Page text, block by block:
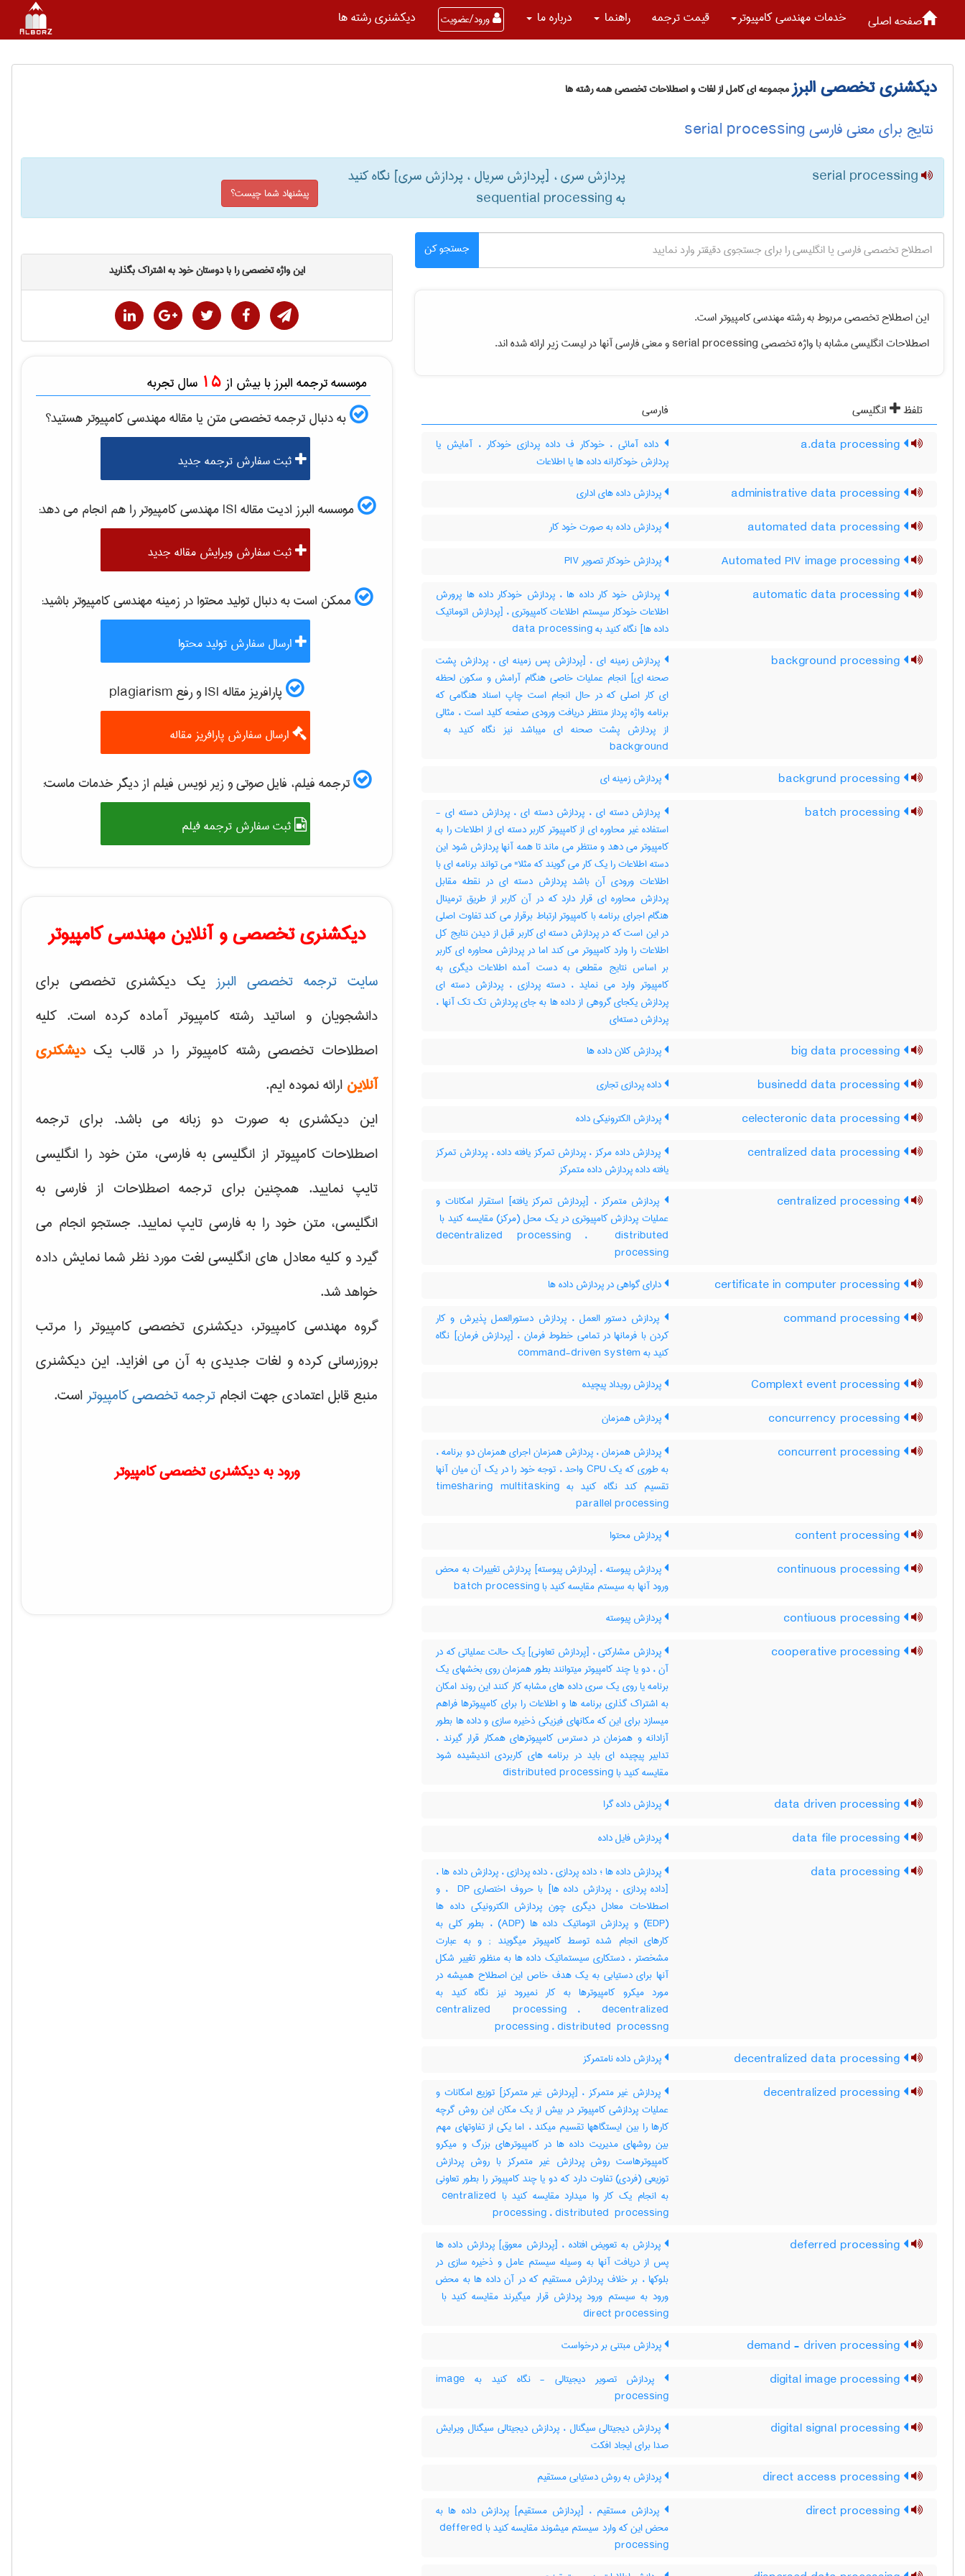
صفحه اصلی خدمات مهندسی كامپيوتر قیمت ترجمه راهنما درباره ما ورود/عضویت دیکشنری رشته ها
دیکشنری تخصصی البرزمجموعه ای کامل از لغات و اصطلاحات تخصصی همه رشته ها
نتایج برای معنی فارسی serial processing
serial processing
پردازش سری ، [پردازش سریال ، پردازش سری] نگاه کنید
به ‎ sequential processing
پیشنهاد شما چیست؟
جستجو کن
این اصطلاح تخصصی مربوط به رشتهمهندسی كامپيوتراست.
اصطلاحات انگلیسی مشابه با واژه تخصصیserial processingو معنی فارسی آنها در لیست زیر ارائه شده اند.
تلفظ انگلیسی
فارسی
داده آمائی ، خودکار ف داده پردازی خودکار ، آمایش یا
پردازش خودکارانه داده ها یا اطلاعات
پردازش داده های اداری
پردازش داده به صورت خود کار
پردازش خودکار تصویر PIV
پردازش خود کار داده ها ، پردازش خودکار داده ها پرورش
اطلاعات خودکار سیستم اطلاعات کامپیوتری ، [پردازش اتوماتیک
داده ها] نگاه کنید به ‎ data processing
پردازش زمینه ای ، [پردازش پس زمینه ای ، پردازش پشت
صحنه ای] انجام عملیات خاصی هنگام آرامش و سکون لحظه
ای کار اصلی که در حال انجام است چاپ اسناد هنگامی که
برنامه واژه پرداز منتظر دریافت ورودی صفحه کلید است ، مثالی
background
پردازش زمینه ای
پردازش دسته ای ، پردازش دسته ای ، پردازش دسته ای -
استفاده غیر محاوره ای از کامپیوتر کاربر دسته ای از اطلاعات را به
کامپیوتر می دهد و منتظر می ماند تا همه آنها پردازش شود این
دسته اطلاعات را یک کار می گویند که مثلا" می تواند برنامه ای با
اطلاعات ورودی آن باشد پردازش دسته ای در نقطه مقابل
پردازش محاوره ای قرار دارد که در آن کاربر از طریق ترمینال
هنگام اجرای برنامه با کامپیوتر ارتباط برقرار می کند تفاوت اصلی
در این است که در پردازش دسته ای کاربر قبل از دیدن نتایج کل
اطلاعات را وارد کامپیوتر می کند اما در پردازش محاوره ای کاربر
بر اساس نتایج مقطعی به دست آمده اطلاعات دیگری به
کامپیوتر وارد می نماید ، دسته پردازی ، پردازش دسته ای
پردازش یکجای گروهی از داده ها به جای پردازش تک تک آنها ،
پردازش دسته‌ای
پردازش کلان داده ها
داده پردازی تجاری
پردازش الکترونیکی داده
پردازش داده مرکز ، پردازش تمرکز یافته داده ، پردازش تمرکز
یافته داده پردازش داده متمرکز
پردازش متمرکز ، [پردازش تمرکز یافته] استقرار امکانات و
decentralized processing ، ‎ distributed
processing
دارای گواهی در پردازش داده ها
پردازش دستور العمل ، پردازش دستورالعمل پذیرش و کار
کردن با فرمانها در تمامی خطوط فرمان ، [پردازش فرمان] نگاه
کنید به ‎ command-driven system
پردازش رویداد پیچیده
پردازش همزمان
پردازش همزمان ، پردازش همزمان اجرای همزمان دو برنامه ،
به طوری که یک CPU واحد ، توجه خود را در یک آن میان آنها
تقسیم کند نگاه کنید به timesharing multitasking
parallel processing
پردازش محتوا
پردازش پیوسته ، [پردازش پیوسته] پردازش تغییرات به محض
ورود آنها به سیستم مقایسه کنید با ‎ batch processing
پردازش پیوسته
پردازش مشارکتی ، [پردازش تعاونی] یک حالت عملیاتی که در
آن ، دو یا چند کامپیوتر میتوانند بطور همزمان روی بخشهای یک
برنامه یا روی یک سری داده های مشابه کار کنند این روند امکان
به اشتراک گذاری برنامه ها و اطلاعات را برای کامپیوترها فراهم
میسازد برای این که مکانهای فیزیکی ذخیره سازی و داده ها بطور
آزادانه و همزمان در دسترس کامپیوترهای همکار قرار گیرند ،
تدابیر پیچیده ای باید در برنامه های کاربردی اندیشیده شود
مقایسه کنید با ‎ distributed processing
پردازش داده گرا
پردازش فایل داده
پردازش داده ها ؛ داده پردازی ، داده پردازی ، پردازش داده ها ،
[داده پردازی ، پردازش داده ها] با حروف اختصاری ‎ DP ، و
اصطلاحات معادل دیگری چون پردازش الکترونیکی داده ها
(‎EDP) و پردازش اتوماتیک داده ها (‎ADP) ، بطور کلی به
کارهای انجام شده توسط کامپیوتر میگویند‎ ; و به عبارت
مشخصتر ، دستکاری سیستماتیک داده ها به منظور تغییر شکل
آنها برای دستیابی به یک هدف خاص این اصطلاح همیشه در
مورد میکرو کامپیوترها به کار نمیرود نیز نگاه کنید به
‎centralized ‎ processing ، ‎ decentralized
processing ، ‎distributed ‎ processng
پردازش داده نامتمرکز
پردازش غیر متمرکز ، [پردازش غیر متمرکز] توزیع امکانات و
عملیات پردازشی کامپیوتر در بیش از یک مکان این روش گرچه
کارها را بین ایستگاهها تقسیم میکند ، اما یکی از تفاوتهای مهم
بین روشهای مدیریت داده ها در کامپیوترهای بزرگ و میکرو
کامپیوترهاست روش پردازش غیر متمرکز با روش پردازش
توزیعی (فردی) تفاوت دارد که دو یا چند کامپیوتر را بطور تعاونی
به انجام یک کار وا میدارد مقایسه کنید با ‎ centralized
processing ، ‎distributed ‎ processing
پردازش به تعویض افتاده ، [پردازش معوق] پردازش داده ها
پس از دریافت آنها به وسیله سیستم عامل و ذخیره سازی در
بلوکها ، بر خلاف پردازش مستقیم که در آن داده ها به محض
direct processing
پردازش مبتنی بر درخواست
پردازش تصویر دیجیتالی - نگاه کنید به image
processing
پردازش دیجیتالی سیگنال ، پردازش دیجیتالی سیگنال ویرایش
صدا برای ایجاد افکت
پردازش به روش دستیابی مستقیم
پردازش مستقیم ، [پردازش مستقیم] پردازش داده ها به
محض این که وارد سیستم میشوند مقایسه کنید با ‎ deffered
processing
این واژه تخصصی را با دوستان خود به اشتراک بگذارید
موسسه ترجمه البرز با بیش از 15 سال تجربه
به دنبال ترجمه تخصصی متن یا مقالهمهندسی كامپيوترهستید؟
ثبت سفارش ترجمه جدید
موسسه البرز ادیت مقاله ISI مهندسی كامپيوتررا هم انجام می دهد:
ثبت سفارش ویرایش مقاله جدید
ممکن است به دنبال تولید محتوا در زمینهمهندسی كامپيوترباشید:
ارسال سفارش تولید محتوا
پارافریز مقاله ISI و رفع plagiarism
ارسال سفارش پارافریز مقاله
ترجمه فیلم، فایل صوتی و زیر نویس فیلم از دیگر خدمات ماست:
ثبت سفارش ترجمه فیلم
دیکشنری تخصصی و آنلاین مهندسی کامپیوتر
سایت ترجمه تخصصی البرزیک دیکشنری تخصصی برای
دانشجویان و اساتید رشته کامپیوتر آماده کرده است. کلیه
اصطلاحات تخصصی رشته کامپیوتر را در قالب یکدیشکنری
آنلاین ارائه نموده ایم.
این دیکشنری به صورت دو زبانه می باشد. برای ترجمه
اصطلاحات کامپیوتر از انگلیسی به فارسی، متن خود را انگلیسی
تایپ نمایید. همچنین برای ترجمه اصطلاحات از فارسی به
انگلیسی، متن خود را به فارسی تایپ نمایید. جستجو انجام می
گیرد و کلیه معادل های انگلیسی لغت مورد نظر شما نمایش داده
خواهد شد.
گروه مهندسی کامپیوتر، دیکشنری تخصصی کامپیوتر را مرتب
بروزرسانی کرده و لغات جدیدی به آن می افزاید. این دیکشنری
منبع قابل اعتمادی جهت انجام ترجمه تخصصی کامپیوتراست.
ورود به دیکشنری تخصصی کامپیوتر